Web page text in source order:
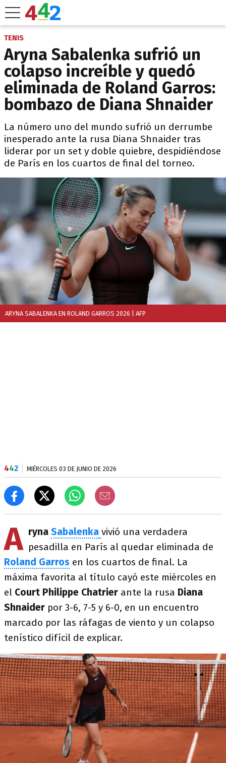
TENIS
Aryna Sabalenka sufrió un
colapso increíble y quedó
eliminada de Roland Garros:
bombazo de Diana Shnaider
La número uno del mundo sufrió un derrumbe
inesperado ante la rusa Diana Shnaider tras
liderar por un set y doble quiebre, despidiéndose
de París en los cuartos de final del torneo.
ARYNA SABALENKA EN ROLAND GARROS 2026 | AFP
442 MIÉRCOLES 03 DE JUNIO DE 2026
A ryna Sabalenka vivió una verdadera
pesadilla en París al quedar eliminada de
Roland Garros en los cuartos de final. La
máxima favorita al título cayó este miércoles en
el Court Philippe Chatrier ante la rusa Diana
Shnaider por 3-6, 7-5 y 6-0, en un encuentro
marcado por las ráfagas de viento y un colapso
tenístico difícil de explicar.